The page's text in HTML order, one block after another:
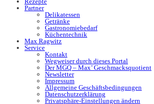
Partner
Delikatessen
Getränke
Gastronomiebedarf
Küchentechnik
Max Ragwitz
Service
Kontakt
Wegweiser durch dieses Portal
Der MGQ – Max’ Geschmacksquotient
Newsletter
Impressum
Allgemeine Geschäftsbedingungen
Datenschutzerklärung
Privatsphäre-Einstellungen ändern